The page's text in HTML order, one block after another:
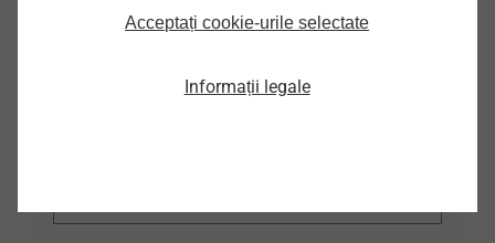
Acceptați cookie-urile selectate
Informații legale